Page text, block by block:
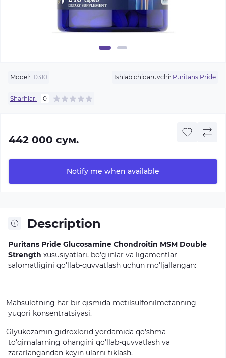
Model: 10310 Ishlab chiqaruvchi: Puritans Pride
Sharhlar: 0
442 000 сум.
Notify me when available
Description
Puritans Pride Glucosamine Chondroitin MSM Double
Strength xususiyatlari, bo'g'inlar va ligamentlar
salomatligini qo'llab-quvvatlash uchun mo'ljallangan:
Mahsulotning har bir qismida metilsulfonilmetanning
yuqori konsentratsiyasi.
Glyukozamin gidroxlorid yordamida qo'shma
to'qimalarning ohangini qo'llab-quvvatlash va
zararlangandan keyin ularni tiklash.